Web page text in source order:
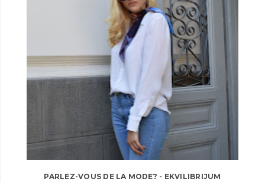
PARLEZ-VOUS DE LA MODE? - EKVILIBRIJUM